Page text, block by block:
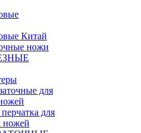
Китай
ножи
для
для
ножей